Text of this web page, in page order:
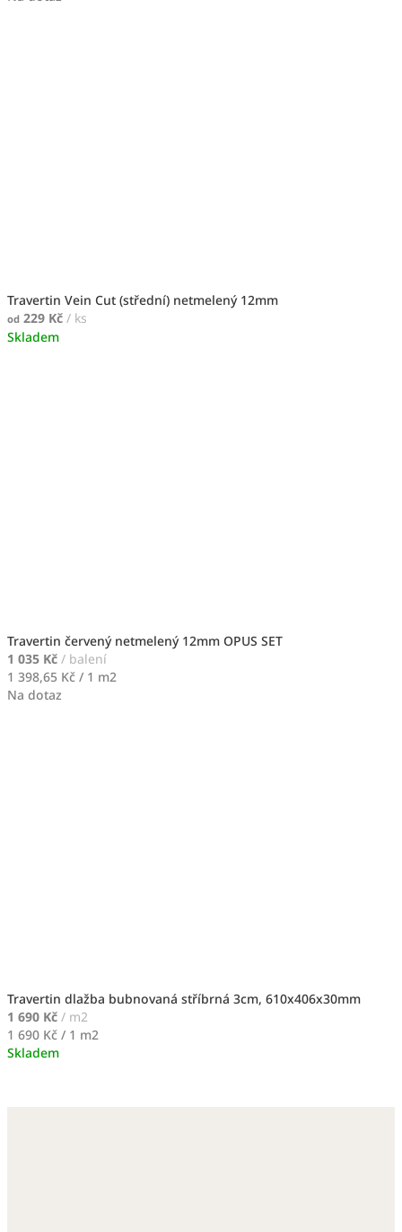
Travertin Vein Cut (střední) netmelený 12mm
od 229 Kč / ks
Skladem
Travertin červený netmelený 12mm OPUS SET
1 035 Kč / balení
Měrná
cena:
1 398,65 Kč / 1 m2
Na dotaz
Travertin dlažba bubnovaná stříbrná 3cm, 610x406x30mm
1 690 Kč / m2
Měrná
cena:
1 690 Kč / 1 m2
Skladem